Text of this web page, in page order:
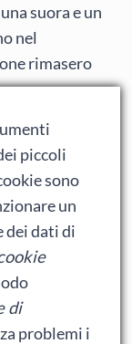
suora e un
nel
rimasero
nel cuore
e la vittoria
in memoria
sul muro del
lì vicino.»
piccoli
sono
un
dei dati di
di
problemi i